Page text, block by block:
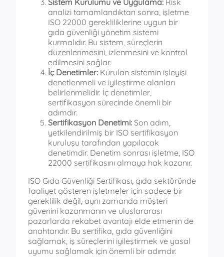
Sistem Kurulumu ve Uygulama: Risk
analizi tamamlandıktan sonra, işletme
ISO 22000 gerekliliklerine uygun bir
gıda güvenliği yönetim sistemi
kurmalıdır. Bu sistem, süreçlerin
düzenlenmesini, izlenmesini ve kontrol
edilmesini sağlar.
İç Denetimler: Kurulan sistemin işleyişi
denetlenmeli ve iyileştirme alanları
belirlenmelidir. İç denetimler,
sertifikasyon sürecinde önemli bir
adımdır.
Sertifikasyon Denetimi: Son adım,
yetkilendirilmiş bir ISO sertifikasyon
kuruluşu tarafından yapılacak
denetimdir. Denetim sonrası işletme, ISO
22000 sertifikasını almaya hak kazanır.
ISO Gıda Güvenliği Sertifikası, gıda sektöründe
faaliyet gösteren işletmeler için sadece bir
gereklilik değil, aynı zamanda müşteri
güvenini kazanmanın ve uluslararası
pazarlarda rekabet avantajı elde etmenin de
anahtarıdır. Bu sertifika, gıda güvenliğini
sağlamak, iş süreçlerini iyileştirmek ve yasal
uyumu sağlamak için önemli bir adımdır.